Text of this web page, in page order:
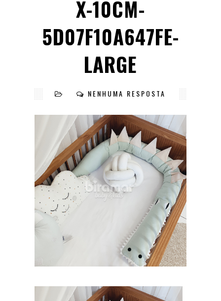
X-10CM-
5D07F10A647FE-
LARGE
NENHUMA RESPOSTA